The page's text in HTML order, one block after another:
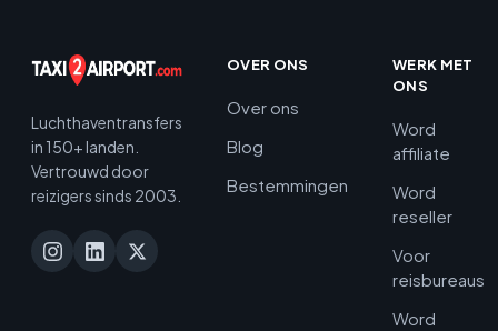
Luchthaventransfers
in 150+ landen.
Vertrouwd door
reizigers sinds 2003.
OVER ONS
Over ons
Blog
Bestemmingen
WERK MET
ONS
Word
affiliate
Word
reseller
Voor
reisbureaus
Word